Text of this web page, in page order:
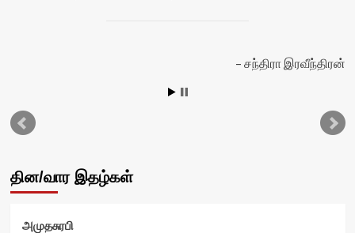
சந்திரா இரவீந்திரன்
தின/வார இதழ்கள்
அமுதசுரபி